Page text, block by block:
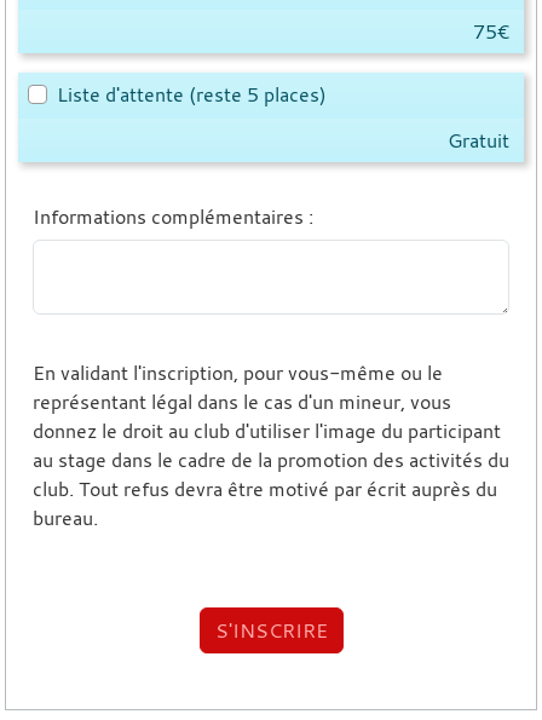
75€
Liste d'attente (reste 5 places)
Gratuit
Informations complémentaires :
En validant l'inscription, pour vous-même ou le
représentant légal dans le cas d'un mineur, vous
donnez le droit au club d'utiliser l'image du participant
au stage dans le cadre de la promotion des activités du
club. Tout refus devra être motivé par écrit auprès du
bureau.